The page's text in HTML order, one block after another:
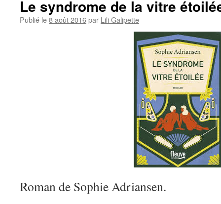
Le syndrome de la vitre
Publié le8 août 2016par Lili Galipette
Roman de Sophie Adriansen.